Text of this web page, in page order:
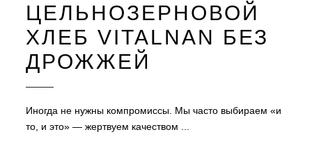
ЦЕЛЬНОЗЕРНОВОЙ
ХЛЕБ VITALNAN БЕЗ
ДРОЖЖЕЙ
Иногда не нужны компромиссы. Мы часто выбираем «и
то, и это» — жертвуем качеством